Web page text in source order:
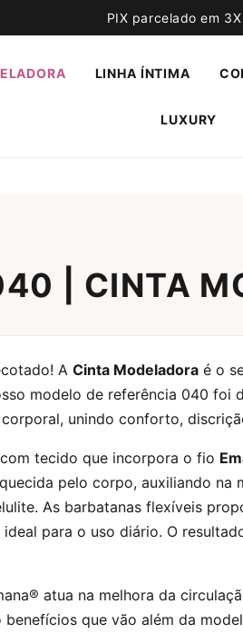
PIX parcelado em 3X
LINHA ÍNTIMA
LUXURY
| CINTA
A Cinta Modeladora é o
modelo de referência 040 foi
unindo conforto,
tecido que incorpora o fio
pelo corpo, auxiliando na
As barbatanas flexíveis
para o uso diário. O
atua na melhora da
que vão além da